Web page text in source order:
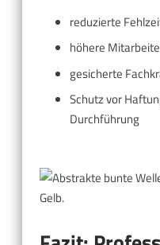
reduzierte
höhere
gesicherte
Schutz vor
Durchführung